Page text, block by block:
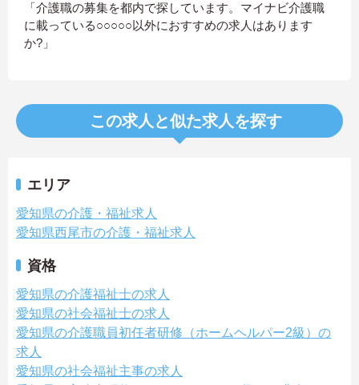
「介護職の募集を都内で探しています。マイナビ介護職
に載っている○○○○○以外におすすめの求人はあります
か?」
この求人と似た求人を探す
エリア
愛知県の介護・福祉求人
愛知県西尾市の介護・福祉求人
資格
愛知県の介護福祉士の求人
愛知県の社会福祉士の求人
愛知県の介護職員初任者研修（ホームヘルパー2級）の
求人
愛知県の社会福祉主事の求人